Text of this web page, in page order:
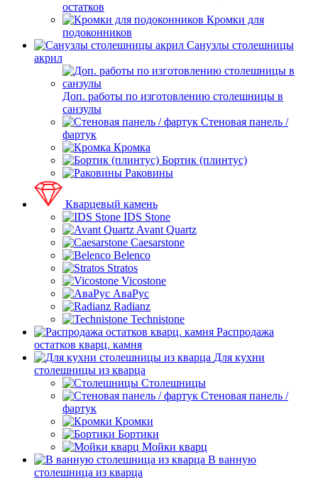
остатков
Кромки для
подоконников
Санузлы столешницы
акрил
Доп. работы по изготовлению столешницы в
санзулы
Стеновая панель /
фартук
Кромка
Бортик (плинтус)
Раковины
Кварцевый камень
IDS Stone
Avant Quartz
Caesarstone
Belenco
Stratos
Vicostone
АваРус
Radianz
Technistone
Распродажа
остатков кварц. камня
Для кухни
столешницы из кварца
Столешницы
Стеновая панель /
фартук
Кромки
Бортики
Мойки кварц
В ванную
столешница из кварца